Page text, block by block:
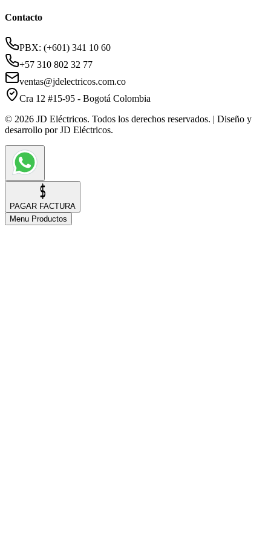
Contacto
PBX: (+601) 341 10 60
+57 310 802 32 77
ventas@jdelectricos.com.co
Cra 12 #15-95 - Bogotá Colombia
© 2026 JD Eléctricos. Todos los derechos reservados. | Diseño y
desarrollo por JD Eléctricos.
PAGAR FACTURA
Menu Productos